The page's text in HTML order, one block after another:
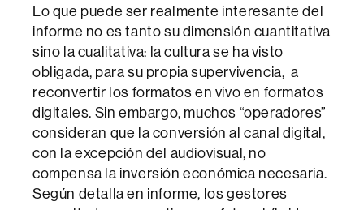
Lo que puede ser realmente interesante del
informe no es tanto su dimensión cuantitativa
sino la cualitativa: la cultura se ha visto
obligada, para su propia supervivencia, a
reconvertir los formatos en vivo en formatos
digitales. Sin embargo, muchos “operadores”
consideran que la conversión al canal digital,
con la excepción del audiovisual, no
compensa la inversión económica necesaria.
Según detalla en informe, los gestores